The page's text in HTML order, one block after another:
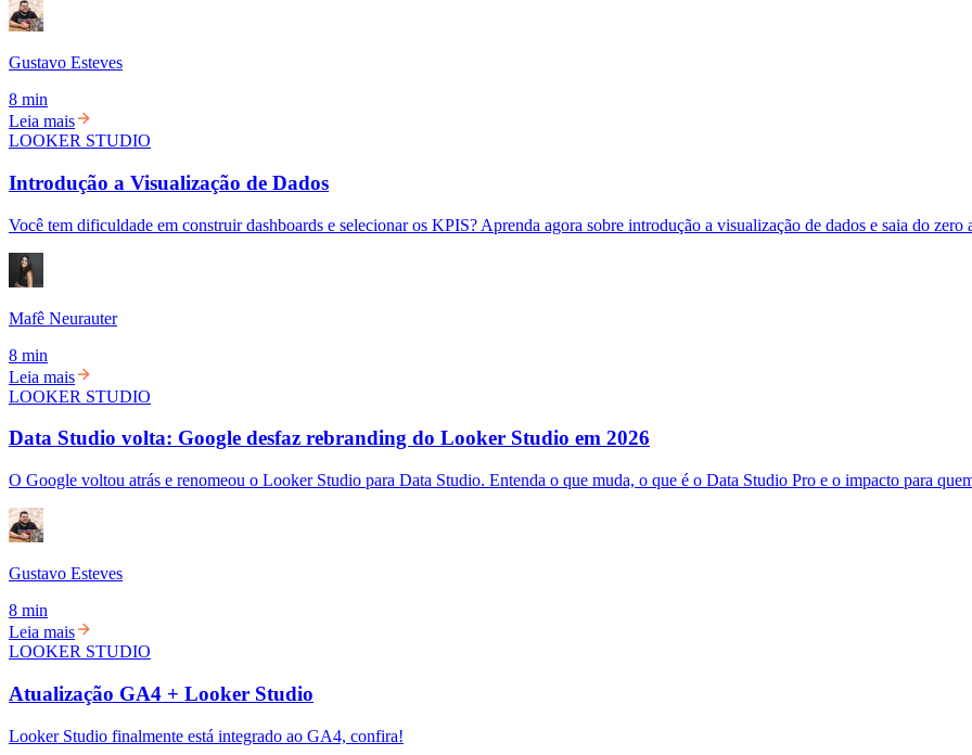
Gustavo Esteves
8 min
Leia mais
LOOKER STUDIO
Introdução a Visualização de Dados
Você tem dificuldade em construir dashboards e selecionar os KPIS? Aprenda agora sobre introdução a visualização de dados e saia do zero
Mafê Neurauter
8 min
Leia mais
LOOKER STUDIO
Data Studio volta: Google desfaz rebranding do Looker Studio em 2026
O Google voltou atrás e renomeou o Looker Studio para Data Studio. Entenda o que muda, o que é o Data Studio Pro e o impacto para
Gustavo Esteves
8 min
Leia mais
LOOKER STUDIO
Atualização GA4 + Looker Studio
Looker Studio finalmente está integrado ao GA4, confira!